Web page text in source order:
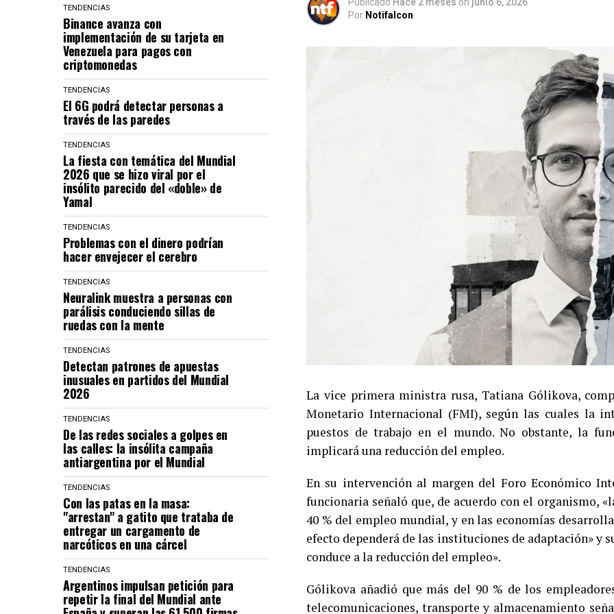
TENDENCIAS
Binance avanza con
implementación de su tarjeta en
Venezuela para pagos con
criptomonedas
TENDENCIAS
El 6G podrá detectar personas a
través de las paredes
TENDENCIAS
La fiesta con temática del Mundial
2026 que se hizo viral por el
insólito parecido del «doble» de
Yamal
TENDENCIAS
Problemas con el dinero podrían
hacer envejecer el cerebro
TENDENCIAS
Neuralink muestra a personas con
parálisis conduciendo sillas de
ruedas con la mente
TENDENCIAS
Detectan patrones de apuestas
inusuales en partidos del Mundial
2026
TENDENCIAS
De las redes sociales a golpes en
las calles: la insólita campaña
antiargentina por el Mundial
TENDENCIAS
Con las patas en la masa:
"arrestan" a gatito que trataba de
entregar un cargamento de
narcóticos en una cárcel
TENDENCIAS
Argentinos impulsan petición para
repetir la final del Mundial ante
Por Notifalcon
La vice primera ministra rusa, Tatiana Gólikova,
Monetario Internacional (FMI), según las cuales la
puestos de trabajo en el mundo. No obstante, la
implicará una reducción del empleo.
En su intervención al margen del Foro Económico
funcionaria señaló que, de acuerdo con el organismo,
40 % del empleo mundial, y en las economías
efecto dependerá de las instituciones de adaptación»
conduce a la reducción del empleo».
Gólikova añadió que más del 90 % de los
telecomunicaciones, transporte y almacenamiento